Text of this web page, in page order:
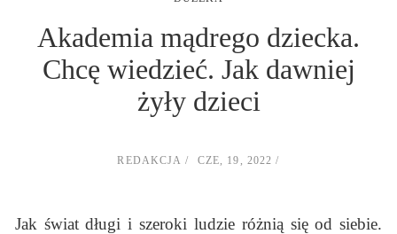
Akademia mądrego dziecka.
Chcę wiedzieć. Jak dawniej
żyły dzieci
REDAKCJA CZE, 19, 2022
Jak świat długi i szeroki ludzie różnią się od siebie.